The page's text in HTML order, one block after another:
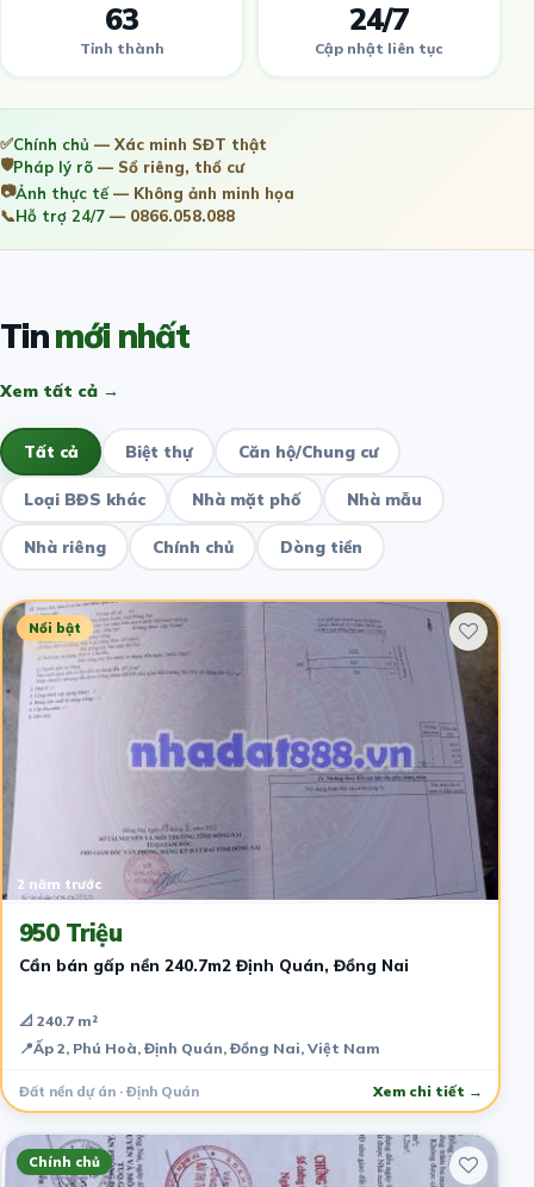
63
Tỉnh thành
24/7
Cập nhật liên tục
✅Chính chủ — Xác minh SĐT thật
🛡️Pháp lý rõ — Sổ riêng, thổ cư
📷Ảnh thực tế— Không ảnh minh họa
📞Hỗ trợ 24/7 — 0866.058.088
Tinmới nhất
Xem tất cả →
Tất cả Biệt thự Căn hộ/Chung cư
Loại BĐS khác Nhà mặt phố Nhà mẫu
Nhà riêng Chính chủ Dòng tiền
Nổi bật
2 năm trước
950 Triệu
Cần bán gấp nền 240.7m2 Định Quán, Đồng Nai
📐 240.7 m²
📍Ấp 2, Phú Hoà, Định Quán, Đồng Nai, Việt Nam
Đất nền dự án · Định Quán Xem chi tiết →
Chính chủ